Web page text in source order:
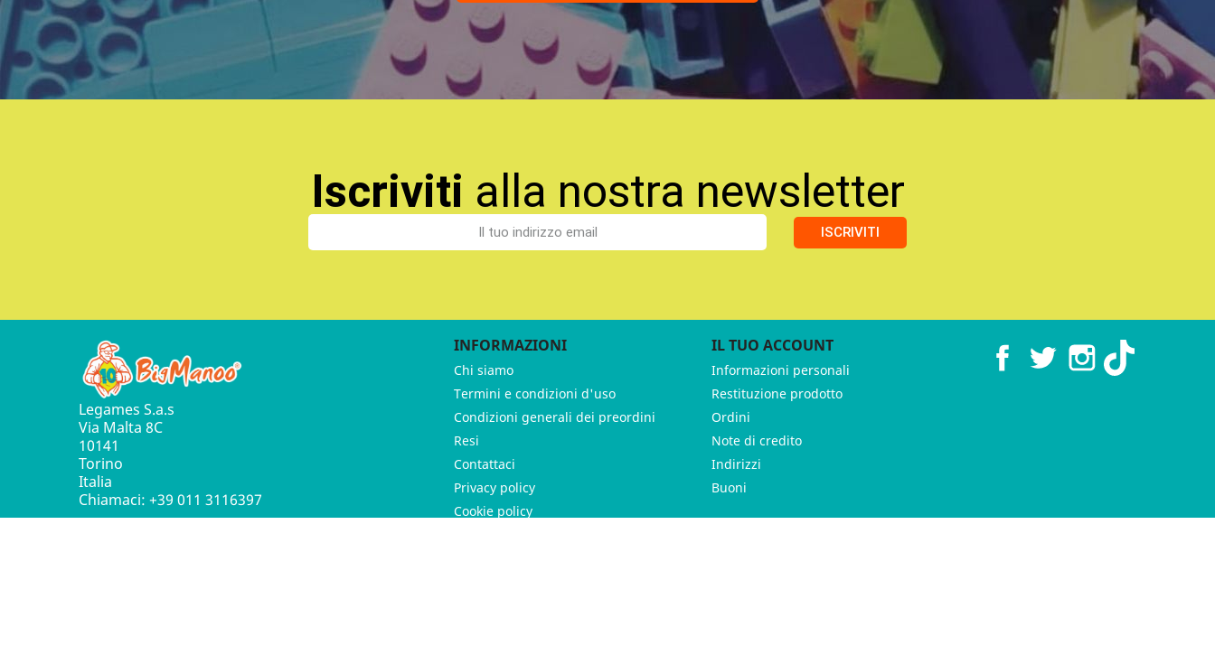
Iscriviti alla nostra newsletter
ISCRIVITI
Legames S.a.s
Via Malta 8C
10141
Torino
Italia
Chiamaci: +39 011 3116397
INFORMAZIONI
Chi siamo
Termini e condizioni d'uso
Condizioni generali dei preordini
Resi
Contattaci
Privacy policy
Cookie policy
IL TUO ACCOUNT
Informazioni personali
Restituzione prodotto
Ordini
Note di credito
Indirizzi
Buoni
FacebookTwitter Instagram